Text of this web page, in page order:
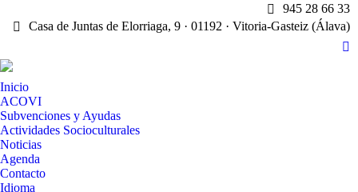
945 28 66 33
Casa de Juntas de Elorriaga, 9 · 01192 · Vitoria-Gasteiz (Álava)
X
Inicio
ACOVI
Subvenciones y Ayudas
Actividades Socioculturales
Noticias
Agenda
Contacto
Idioma